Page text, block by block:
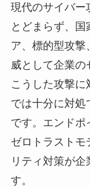
現代のサイバー
とどまらず、
ア、標的型攻撃
威として企業の
こうした攻撃に
では十分に対処
です。エンドポ
ゼロトラストモ
リティ対策が
す。